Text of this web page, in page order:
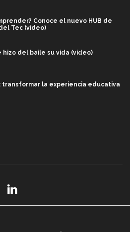
Conoce el nuevo HUB de
Tec (video)
hizo del baile su vida (video)
transformar la experiencia educativa